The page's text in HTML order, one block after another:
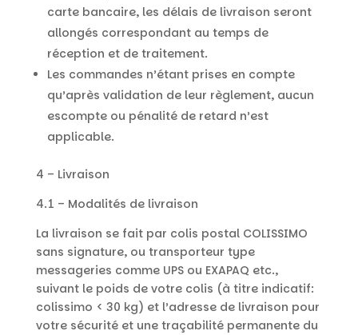
carte bancaire, les délais de livraison seront
allongés correspondant au temps de
réception et de traitement.
Les commandes n’étant prises en compte
qu’après validation de leur règlement, aucun
escompte ou pénalité de retard n’est
applicable.
4 – Livraison
4.1 – Modalités de livraison
La livraison se fait par colis postal COLISSIMO
sans signature, ou transporteur type
messageries comme UPS ou EXAPAQ etc.,
suivant le poids de votre colis (à titre indicatif:
colissimo < 30 kg) et l’adresse de livraison pour
votre sécurité et une traçabilité permanente du